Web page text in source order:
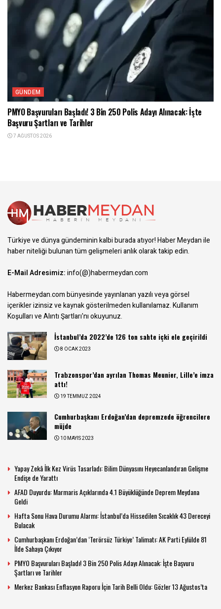
GÜNDEM
PMYO Başvuruları Başladı! 3 Bin 250 Polis Adayı Alınacak: İşte
Başvuru Şartları ve Tarihler
7 AĞUSTOS 2026
Türkiye ve dünya gündeminin kalbi burada atıyor! Haber Meydan ile
haber niteliği bulunan tüm gelişmeleri anlık olarak takip edin.
E-Mail Adresimiz:info(@)habermeydan.com
Habermeydan.com bünyesinde yayınlanan yazılı veya görsel
içerikler izinsiz ve kaynak gösterilmeden kullanılamaz.Kullanım
Koşulları ve Alıntı Şartları'nı okuyunuz.
İstanbul’da 2022’de 126 ton sahte içki ele geçirildi
8 OCAK 2023
Trabzonspor’dan ayrılan Thomas Meunier, Lille’e imza
attı!
19 TEMMUZ 2024
Cumhurbaşkanı Erdoğan’dan depremzede öğrencilere
müjde
10 MAYIS 2023
Yapay Zekâ İlk Kez Virüs Tasarladı: Bilim Dünyasını Heyecanlandıran Gelişme
Endişe de Yarattı
AFAD Duyurdu: Marmaris Açıklarında 4.1 Büyüklüğünde Deprem Meydana
Geldi
Hafta Sonu Hava Durumu Alarmı: İstanbul’da Hissedilen Sıcaklık 43 Dereceyi
Bulacak
Cumhurbaşkanı Erdoğan’dan ‘Terörsüz Türkiye’ Talimatı: AK Parti Eylülde 81
İlde Sahaya Çıkıyor
PMYO Başvuruları Başladı! 3 Bin 250 Polis Adayı Alınacak: İşte Başvuru
Şartları ve Tarihler
Merkez Bankası Enflasyon Raporu İçin Tarih Belli Oldu: Gözler 13 Ağustos’ta